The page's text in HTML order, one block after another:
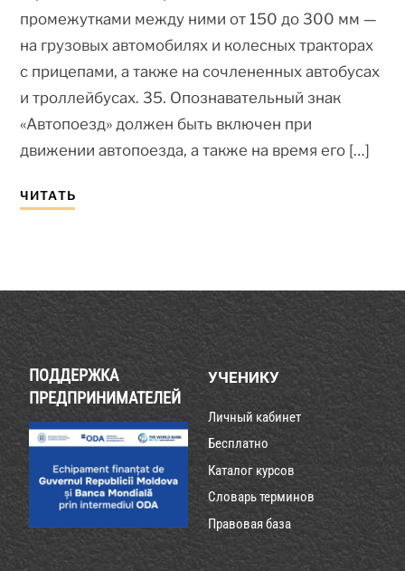
промежутками между ними от 150 до 300 мм —
на грузовых автомобилях и колесных тракторах
с прицепами, а также на сочлененных автобусах
и троллейбусах. 35. Опознавательный знак
«Автопоезд» должен быть включен при
движении автопоезда, а также на время его […]
ЧИТАТЬ
ПОДДЕРЖКА
ПРЕДПРИНИМАТЕЛЕЙ
УЧЕНИКУ
Личный кабинет
Бесплатно
Каталог курсов
Словарь терминов
Правовая база